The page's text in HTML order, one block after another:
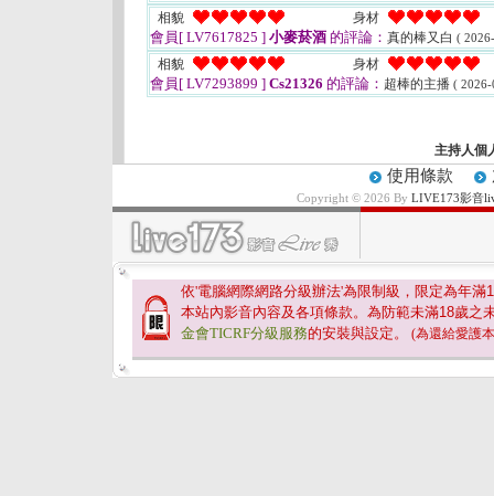
相貌
身材
會員[ LV7617825 ] 小麥菸酒 的評論： 真的棒又白 (
相貌 身材
會員[ LV7293899 ] Cs21326 的評論： 超棒的主播 ( 2026-
主持人個
使用條款
Copyright © 2026 By LIVE173影音
依'電腦網際網路分級辦法'為限制級，限定為年滿
本站內影音內容及各項條款。為防範未滿18歲之
金會TICRF分級服務的安裝與設定。 (為還給愛護